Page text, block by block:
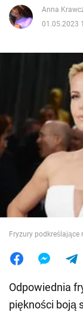
Życie
Społeczeństwo
Wojna na
Świat
Jedzenie
Anna
01.05.2023
Fryzury podkreślające
Odpowiednia
piękności boją